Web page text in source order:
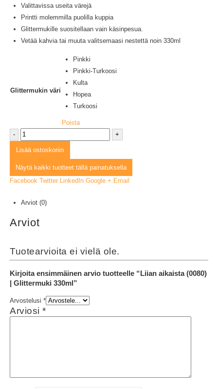
Valittavissa useita värejä
Printti molemmilla puolilla kuppia
Glittermukille suositellaan vain käsinpesua.
Vetää kahvia tai muuta valitsemaasi nestettä noin 330ml
Glittermukin väri
Pinkki
Pinkki-Turkoosi
Kulta
Hopea
Turkoosi
Poista
-
+
Lisää ostoskoriin
Näytä kaikki tuotteet tällä painatuksella
Facebook Twitter LinkedIn Google + Email
Arviot (0)
Arviot
Tuotearvioita ei vielä ole.
Kirjoita ensimmäinen arvio tuotteelle “Liian aikaista (0080)
| Glittermuki 330ml”
Arvostelusi *
Arviosi *